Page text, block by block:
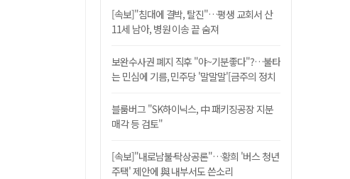
[속보]"침대에 결박, 탈진"…평생 교회서 산
11세 남아, 병원 이송 끝 숨져
보완수사권 폐지 직후 "야~기분좋다"?…불타
는 민심에 기름, 민주당 '말말말'[금주의 정치
블룸버그 "SK하이닉스, 中 패키징공장 지분
매각 등 검토"
[속보]"내로남불·탁상공론"…황희 '버스 청년
주택' 제안에 與 내부서도 쓴소리